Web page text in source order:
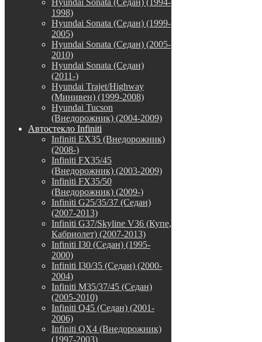
1998)
Hyundai Sonata (Седан) (1999-
2005)
Hyundai Sonata (Седан) (2005-
2010)
Hyundai Sonata (Седан)
(2011-)
Hyundai Trajet/Highway
(Минивен) (1999-2008)
Hyundai Tucson
(Внедорожник) (2004-2009)
Автостекло Infiniti
Infiniti EX35 (Внедорожник)
(2008-)
Infiniti FX35/45
(Внедорожник) (2003-2009)
Infiniti FX35/50
(Внедорожник) (2009-)
Infiniti G25/35/37 (Седан)
(2007-2013)
Infiniti G37/Skyline V36 (Купе,
Кабриолет) (2007-2013)
Infiniti I30 (Седан) (1995-
2000)
Infiniti I30/35 (Седан) (2000-
2004)
Infiniti M35/37/45 (Седан)
(2005-2010)
Infiniti Q45 (Седан) (2001-
2006)
Infiniti QX4 (Внедорожник)
(1997-2003)